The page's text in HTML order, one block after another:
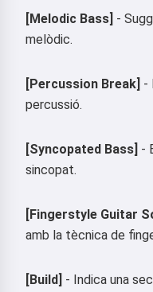
[Melodic Bass] -
melòdic.
[Percussion Break] -
percussió.
[Syncopated Bass] -
sincopat.
[Fingerstyle Guitar
amb la tècnica de
[Build] - Indica una